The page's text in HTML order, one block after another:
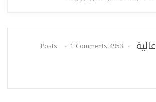
عالية 4953 Posts
1 Comments